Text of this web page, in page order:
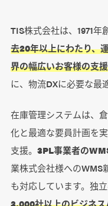
TIS株式会社は、1971年
去20年以上にわたり、
界の幅広いお客様の支援
に、物流DXに必要な最
在庫管理システムは、
化と最適な要員計画を
支援。 3PL事業者の
業株式会社様へのWMS
も対応しています。独
3,000社以上のビジネス